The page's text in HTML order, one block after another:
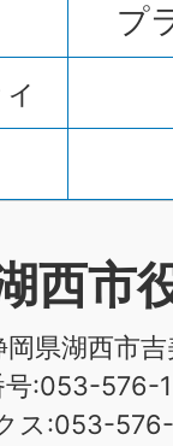
プ
西市
県湖西市
:053-576-
ス:053-576-